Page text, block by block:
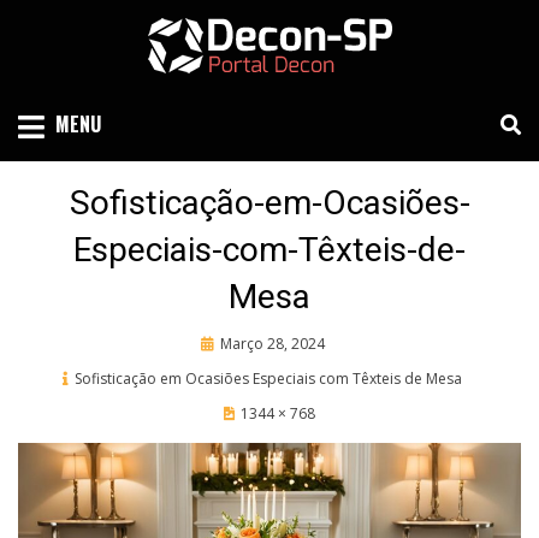
MENU
Sofisticação-em-Ocasiões-
Especiais-com-Têxteis-de-
Mesa
PostedMarço 28, 2024
Sofisticação em Ocasiões Especiais com Têxteis de Mesa
1344 × 768